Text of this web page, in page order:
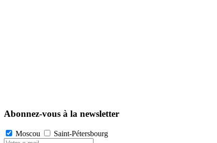
Abonnez-vous à la newsletter
Moscou Saint-Pétersbourg